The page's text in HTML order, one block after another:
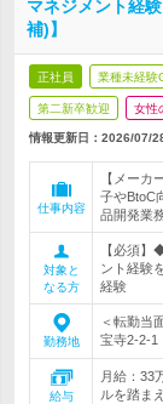
マネジメント経
補)】
正社員 業種未経験
第二新卒歓迎 女性
情報更新日：2026/07/
仕事内容
【メーカ
子やBtoC
品開発業
対象と
なる方
【必須
ント経験
経験
勤務地
＜転勤当
宝寺2-2-1
給与
月給：33
ルを踏ま